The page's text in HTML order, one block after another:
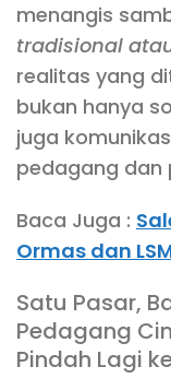
menangis
tradisional
realitas yang
bukan hanya
juga
pedagang dan
Baca Juga :
Ormas dan
Satu Pasar,
Pedagang
Pindah Lagi